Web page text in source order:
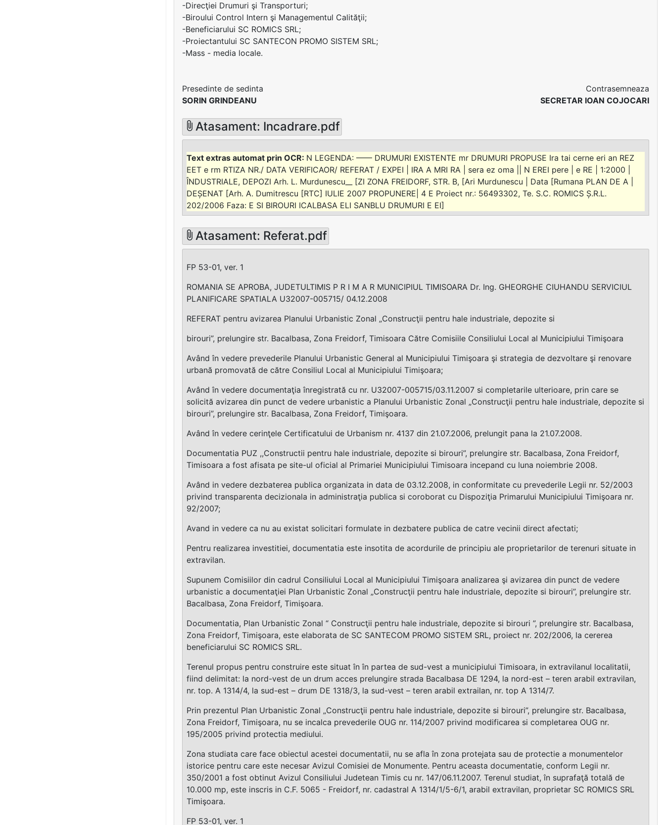
-Direcţiei Drumuri şi Transporturi;
-Biroului Control Intern şi Managementul Calităţii;
-Beneficiarului SC ROMICS SRL;
-Proiectantului SC SANTECON PROMO SISTEM SRL;
-Mass - media locale.
Presedinte de sedinta
SORIN GRINDEANU
Contrasemneaza
SECRETAR IOAN COJOCARI
Atasament: Incadrare.pdf
N LEGENDA: —— DRUMURI EXISTENTE mr DRUMURI PROPUSE Ira tai cerne eri an REZ
EET e rm RTIZA NR./ DATA VERIFICAOR/ REFERAT / EXPEI | IRA A MRI RA | sera ez oma || N EREI pere | e RE | 1:2000 |
ÎNDUSTRIALE, DEPOZI Arh. L. Murdunescu__ [ZI ZONA FREIDORF, STR. B, [Ari Murdunescu | Data [Rumana PLAN DE A |
DEȘENAT [Arh. A. Dumitrescu [RTC] IULIE 2007 PROPUNERE| 4 E Proiect nr.: 56493302, Te. S.C. ROMICS Ș.R.L.
202/2006 Faza: E SI BIROURI ICALBASA ELI SANBLU DRUMURI E EI]
Atasament: Referat.pdf
FP 53-01, ver. 1
ROMANIA SE APROBA, JUDETULTIMIS P R I M A R MUNICIPIUL TIMISOARA Dr. Ing. GHEORGHE CIUHANDU SERVICIUL
PLANIFICARE SPATIALA U32007-005715/ 04.12.2008
REFERAT pentru avizarea Planului Urbanistic Zonal „Construcţii pentru hale industriale, depozite si
birouri”, prelungire str. Bacalbasa, Zona Freidorf, Timisoara Către Comisiile Consiliului Local al Municipiului Timişoara
Având în vedere prevederile Planului Urbanistic General al Municipiului Timişoara şi strategia de dezvoltare şi renovare
urbană promovată de către Consiliul Local al Municipiului Timişoara;
Având în vedere documentaţia înregistrată cu nr. U32007-005715/03.11.2007 si completarile ulterioare, prin care se
solicită avizarea din punct de vedere urbanistic a Planului Urbanistic Zonal „Construcţii pentru hale industriale, depozite si
birouri”, prelungire str. Bacalbasa, Zona Freidorf, Timişoara.
Având în vedere cerinţele Certificatului de Urbanism nr. 4137 din 21.07.2006, prelungit pana la 21.07.2008.
Documentatia PUZ ,,Constructii pentru hale industriale, depozite si birouri”, prelungire str. Bacalbasa, Zona Freidorf,
Timisoara a fost afisata pe site-ul oficial al Primariei Municipiului Timisoara incepand cu luna noiembrie 2008.
Având in vedere dezbaterea publica organizata in data de 03.12.2008, in conformitate cu prevederile Legii nr. 52/2003
privind transparenta decizionala in administraţia publica si coroborat cu Dispoziţia Primarului Municipiului Timişoara nr.
92/2007;
Avand in vedere ca nu au existat solicitari formulate in dezbatere publica de catre vecinii direct afectati;
Pentru realizarea investitiei, documentatia este insotita de acordurile de principiu ale proprietarilor de terenuri situate in
extravilan.
Supunem Comisiilor din cadrul Consiliului Local al Municipiului Timişoara analizarea şi avizarea din punct de vedere
urbanistic a documentaţiei Plan Urbanistic Zonal „Construcţii pentru hale industriale, depozite si birouri”, prelungire str.
Bacalbasa, Zona Freidorf, Timişoara.
Documentatia, Plan Urbanistic Zonal “ Construcţii pentru hale industriale, depozite si birouri ”, prelungire str. Bacalbasa,
Zona Freidorf, Timişoara, este elaborata de SC SANTECOM PROMO SISTEM SRL, proiect nr. 202/2006, la cererea
beneficiarului SC ROMICS SRL.
Terenul propus pentru construire este situat în în partea de sud-vest a municipiului Timisoara, in extravilanul localitatii,
fiind delimitat: la nord-vest de un drum acces prelungire strada Bacalbasa DE 1294, la nord-est – teren arabil extravilan,
nr. top. A 1314/4, la sud-est – drum DE 1318/3, la sud-vest – teren arabil extrailan, nr. top A 1314/7.
Prin prezentul Plan Urbanistic Zonal „Construcţii pentru hale industriale, depozite si birouri”, prelungire str. Bacalbasa,
Zona Freidorf, Timişoara, nu se incalca prevederile OUG nr. 114/2007 privind modificarea si completarea OUG nr.
195/2005 privind protectia mediului.
Zona studiata care face obiectul acestei documentatii, nu se afla în zona protejata sau de protectie a monumentelor
istorice pentru care este necesar Avizul Comisiei de Monumente. Pentru aceasta documentatie, conform Legii nr.
350/2001 a fost obtinut Avizul Consiliului Judetean Timis cu nr. 147/06.11.2007. Terenul studiat, în suprafaţă totală de
10.000 mp, este inscris in C.F. 5065 - Freidorf, nr. cadastral A 1314/1/5-6/1, arabil extravilan, proprietar SC ROMICS SRL
Timişoara.
FP 53-01, ver. 1